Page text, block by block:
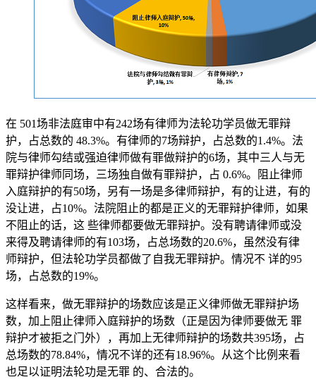
在 501场非法庭审中有242场有律师为法轮功学员做无罪辩
护，占总数的 48.3%。有律师的7场辩护，占总数的1.4%。法
院与律师勾结或强迫律师做有罪做辩护的6场，其中三人与无
罪辩护律师同场，三场独自做有罪辩护，占 0.6%。阻止律师
入庭辩护的有50场，另有一场是多律师辩护，有的让进，有的
没让进，占10%。法院阻止的都是正义的无罪辩护律师，如果
不阻止的话，这 些律师都要做无罪辩护。没有聘请律师或没
来得及聘请律师的有103场，占总场数的20.6%，虽然没有律
师辩护，但法轮功学员都做了自我无罪辩护。情况不 详的95
场，占总数的19%。
这样看来，做无罪辩护的场数应该是正义律师做无罪辩护场
数，加上阻止律师入庭辩护的场数（正是因为律师要做无 罪
辩护才被拒之门外），再加上无律师辩护的场数共395场，占
总场数的78.84%，情况不详的还有18.96%。从这个比例来看
也足以证明法轮功是无罪 的、合法的。